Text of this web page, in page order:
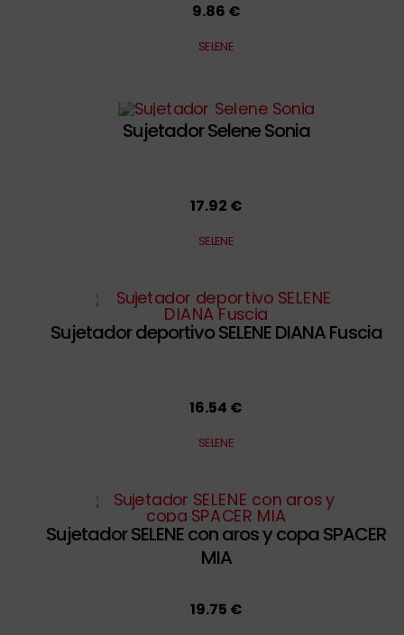
9.86 €
SELENE
Sujetador Selene Sonia
17.92 €
SELENE
Sujetador deportivo SELENE DIANA Fuscia
16.54 €
SELENE
Sujetador SELENE con aros y copa SPACER
MIA
19.75 €